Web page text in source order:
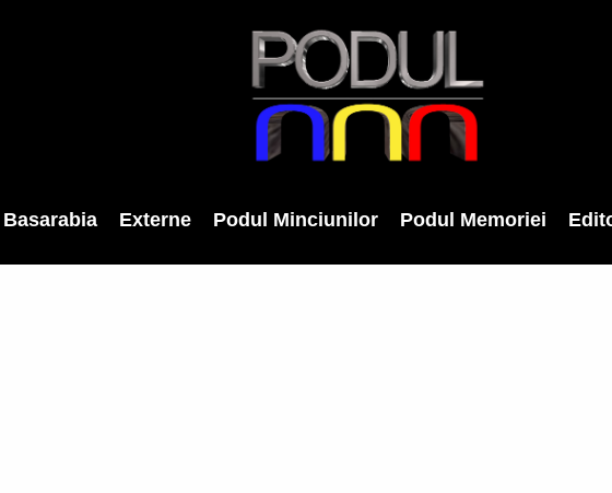
Basarabia Externe Podul Minciunilor Podul Memoriei